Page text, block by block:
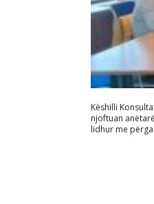
Këshilli
njoftuan
lidhur me